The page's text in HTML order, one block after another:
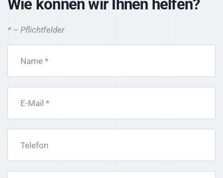
Wie können wir Ihnen helfen?
* – Pflichtfelder
Name *
E-Mail *
Telefon